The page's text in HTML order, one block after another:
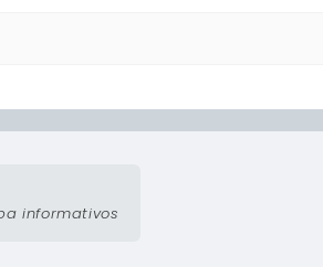
informativos